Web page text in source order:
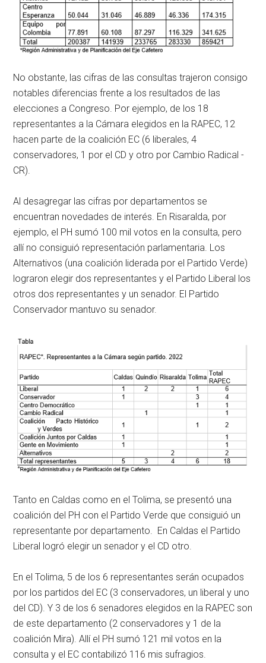
No obstante, las cifras de las consultas trajeron consigo
notables diferencias frente a los resultados de las
elecciones a Congreso. Por ejemplo, de los 18
representantes a la Cámara elegidos en la RAPEC, 12
hacen parte de la coalición EC (6 liberales, 4
conservadores, 1 por el CD y otro por Cambio Radical -
CR).
Al desagregar las cifras por departamentos se
encuentran novedades de interés. En Risaralda, por
ejemplo, el PH sumó 100 mil votos en la consulta, pero
allí no consiguió representación parlamentaria. Los
Alternativos (una coalición liderada por el Partido Verde)
lograron elegir dos representantes y el Partido Liberal los
otros dos representantes y un senador. El Partido
Conservador mantuvo su senador.
Tanto en Caldas como en el Tolima, se presentó una
coalición del PH con el Partido Verde que consiguió un
representante por departamento. En Caldas el Partido
Liberal logró elegir un senador y el CD otro.
En el Tolima, 5 de los 6 representantes serán ocupados
por los partidos del EC (3 conservadores, un liberal y uno
del CD). Y 3 de los 6 senadores elegidos en la RAPEC son
de este departamento (2 conservadores y 1 de la
coalición Mira). Allí el PH sumó 121 mil votos en la
consulta y el EC contabilizó 116 mis sufragios.